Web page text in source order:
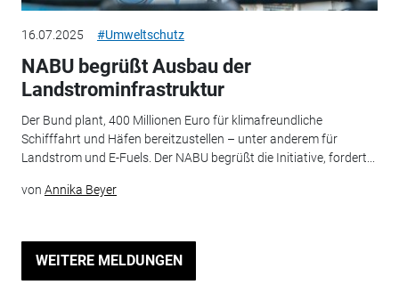
16.07.2025 #Umweltschutz
NABU begrüßt Ausbau der
Landstrominfrastruktur
Der Bund plant, 400 Millionen Euro für klimafreundliche
Schifffahrt und Häfen bereitzustellen – unter anderem für
Landstrom und E-Fuels. Der NABU begrüßt die Initiative, fordert...
von Annika Beyer
WEITERE MELDUNGEN